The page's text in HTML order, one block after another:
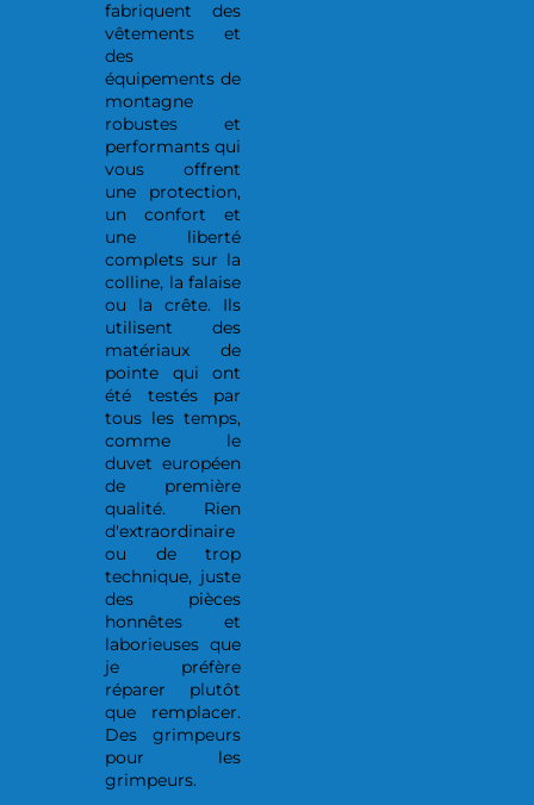
fabriquent des
vêtements et
des
équipements de
montagne
robustes et
performants qui
vous offrent
une protection,
un confort et
une liberté
complets sur la
colline, la falaise
ou la crête. Ils
utilisent des
matériaux de
pointe qui ont
été testés par
tous les temps,
comme le
duvet européen
de première
qualité. Rien
d'extraordinaire
ou de trop
technique, juste
des pièces
honnêtes et
laborieuses que
je préfère
réparer plutôt
que remplacer.
Des grimpeurs
pour les
grimpeurs.